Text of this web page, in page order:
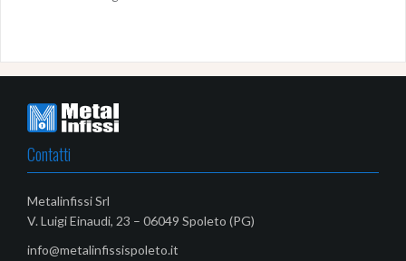
Contatti
Metalinfissi Srl
V. Luigi Einaudi, 23 – 06049 Spoleto (PG)
info@metalinfissispoleto.it